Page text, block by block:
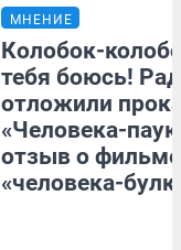
МНЕНИЕ
Колобок-
тебя боюсь!
отложили
«Человека-
отзыв о
«человека-